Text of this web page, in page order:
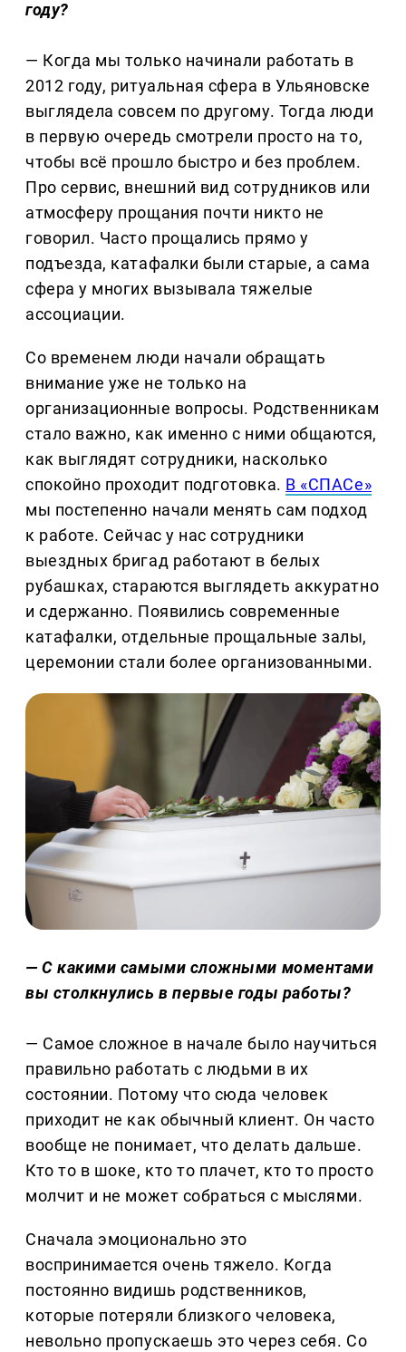
году?
— Когда мы только начинали работать в
2012 году, ритуальная сфера в Ульяновске
выглядела совсем по другому. Тогда люди
в первую очередь смотрели просто на то,
чтобы всё прошло быстро и без проблем.
Про сервис, внешний вид сотрудников или
атмосферу прощания почти никто не
говорил. Часто прощались прямо у
подъезда, катафалки были старые, а сама
сфера у многих вызывала тяжелые
ассоциации.
Со временем люди начали обращать
внимание уже не только на
организационные вопросы. Родственникам
стало важно, как именно с ними общаются,
как выглядят сотрудники, насколько
спокойно проходит подготовка. В «СПАСе»
мы постепенно начали менять сам подход
к работе. Сейчас у нас сотрудники
выездных бригад работают в белых
рубашках, стараются выглядеть аккуратно
и сдержанно. Появились современные
катафалки, отдельные прощальные залы,
церемонии стали более организованными.
— С какими самыми сложными моментами
вы столкнулись в первые годы работы?
— Самое сложное в начале было научиться
правильно работать с людьми в их
состоянии. Потому что сюда человек
приходит не как обычный клиент. Он часто
вообще не понимает, что делать дальше.
Кто то в шоке, кто то плачет, кто то просто
молчит и не может собраться с мыслями.
Сначала эмоционально это
воспринимается очень тяжело. Когда
постоянно видишь родственников,
которые потеряли близкого человека,
невольно пропускаешь это через себя. Со